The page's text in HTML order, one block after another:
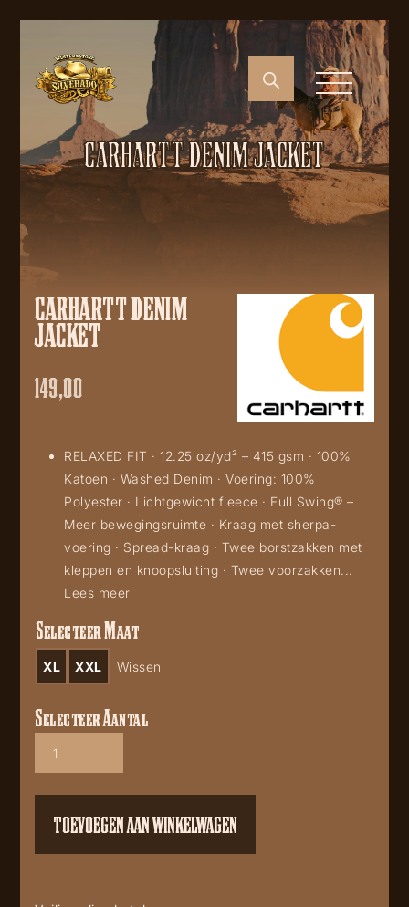
CARHARTT DENIM JACKET
CARHARTT DENIM
JACKET
149,00
RELAXED FIT · 12.25 oz/yd² – 415 gsm · 100%
Katoen · Washed Denim · Voering: 100%
Polyester · Lichtgewicht fleece · Full Swing® –
Meer bewegingsruimte · Kraag met sherpa-
voering · Spread-kraag · Twee borstzakken met
kleppen en knoopsluiting · Twee voorzakken...
Lees meer
Selecteer Maat
XL XXL Wissen
Carhartt
jacket
Selecteer Aantal
TOEVOEGEN AAN WINKELWAGEN